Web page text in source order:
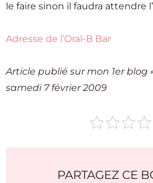
le faire sinon il faudra attendre
Adresse de l’Oral-B Bar
Article publié sur mon 1er blog
samedi 7 février 2009
PARTAGEZ CE